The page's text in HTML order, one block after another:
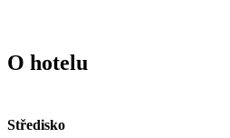
O hotelu
Středisko